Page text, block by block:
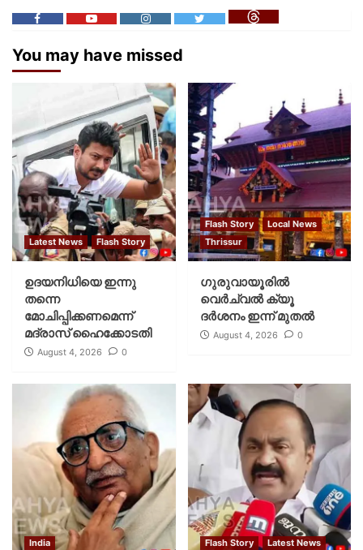
You may have missed
Latest News Flash Story
ഉദയനിധിയെ ഇന്നു
തന്നെ
മോചിപ്പിക്കണമെന്ന്
മദ്രാസ് ഹൈക്കോടതി
August 4, 2026 0
Flash Story
Local News
Thrissur
ഗുരുവായൂരില്‍
വെര്‍ച്വല്‍ ക്യൂ
ദര്‍ശനം ഇന്ന് മുതല്‍
August 4, 2026 0
India Flash Story Latest News